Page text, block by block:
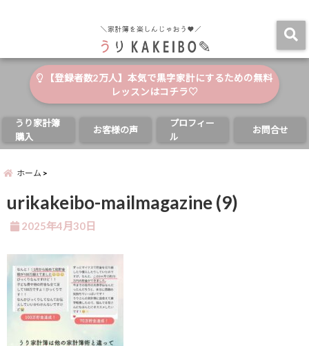
【登録者数2万人】本気で黒字家計にするための無料
レッスンはコチラ♡
うり家計簿
購入
お客様の声
プロフィー
ル
お問合せ
ホーム
urikakeibo-mailmagazine (9)
2025年4月30日